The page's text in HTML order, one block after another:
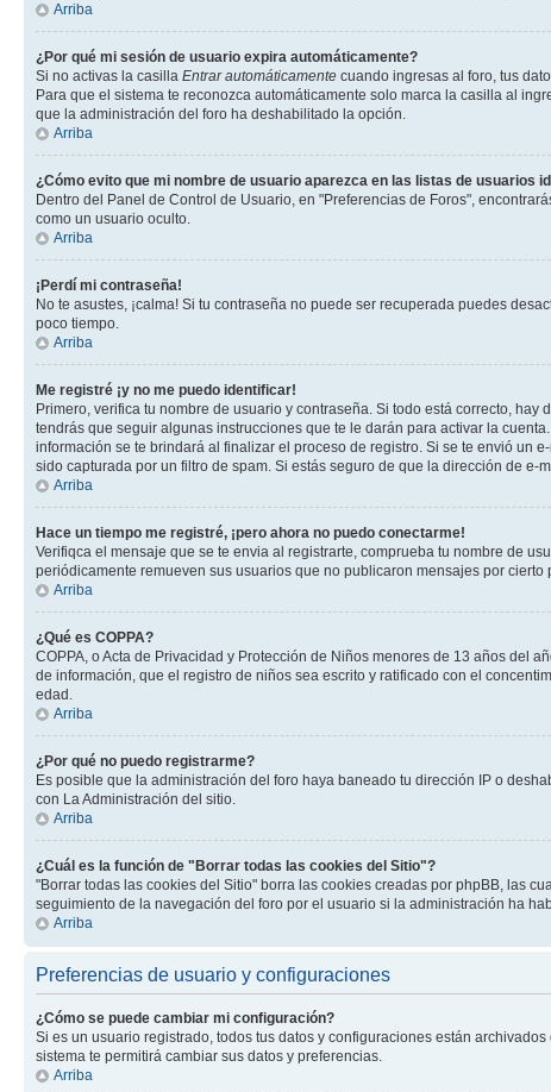
Arriba
¿Por qué mi sesión de usuario expira automáticamente?
Si no activas la casilla Entrar automáticamente cuando ingresas al foro, tus
Para que el sistema te reconozca automáticamente solo marca la casilla al
que la administración del foro ha deshabilitado la opción.
Arriba
¿Cómo evito que mi nombre de usuario aparezca en las listas de usuarios
Dentro del Panel de Control de Usuario, en "Preferencias de Foros",
como un usuario oculto.
Arriba
¡Perdí mi contraseña!
No te asustes, ¡calma! Si tu contraseña no puede ser recuperada puedes
poco tiempo.
Arriba
Me registré ¡y no me puedo identificar!
Primero, verifica tu nombre de usuario y contraseña. Si todo está correcto,
tendrás que seguir algunas instrucciones que te le darán para activar la
información se te brindará al finalizar el proceso de registro. Si se te envió un
sido capturada por un filtro de spam. Si estás seguro de que la dirección de
Arriba
Hace un tiempo me registré, ¡pero ahora no puedo conectarme!
Verifiqca el mensaje que se te envia al registrarte, comprueba tu nombre de
periódicamente remueven sus usuarios que no publicaron mensajes por
Arriba
¿Qué es COPPA?
COPPA, o Acta de Privacidad y Protección de Niños menores de 13 años del
de información, que el registro de niños sea escrito y ratificado con el
edad.
Arriba
¿Por qué no puedo registrarme?
Es posible que la administración del foro haya baneado tu dirección IP o
con La Administración del sitio.
Arriba
¿Cuál es la función de "Borrar todas las cookies del Sitio"?
"Borrar todas las cookies del Sitio" borra las cookies creadas por phpBB, las
seguimiento de la navegación del foro por el usuario si la administración ha
Arriba
Preferencias de usuario y configuraciones
¿Cómo se puede cambiar mi configuración?
Si es un usuario registrado, todos tus datos y configuraciones están
sistema te permitirá cambiar sus datos y preferencias.
Arriba